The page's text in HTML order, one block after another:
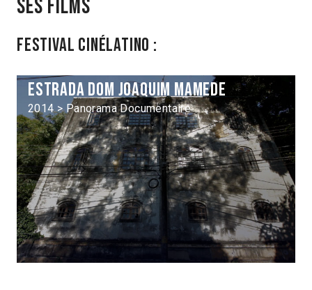
Ses films
Festival Cinélatino :
Estrada dom Joaquim Mamede
2014 > Panorama Documentaire